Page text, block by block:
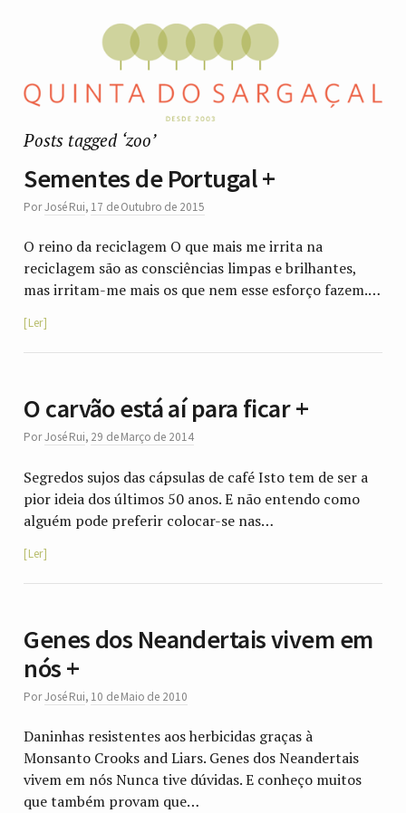
Posts tagged ‘zoo’
Sementes de Portugal +
PorJosé Rui, 17 de Outubro de 2015
O reino da reciclagem O que mais me irrita na
reciclagem são as consciências limpas e brilhantes,
mas irritam-me mais os que nem esse esforço fazem.…
Ler
O carvão está aí para ficar +
PorJosé Rui, 29 de Março de 2014
Segredos sujos das cápsulas de café Isto tem de ser a
pior ideia dos últimos 50 anos. E não entendo como
alguém pode preferir colocar-se nas…
Ler
Genes dos Neandertais vivem em
nós +
PorJosé Rui, 10 de Maio de 2010
Daninhas resistentes aos herbicidas graças à
Monsanto Crooks and Liars. Genes dos Neandertais
vivem em nós Nunca tive dúvidas. E conheço muitos
que também provam que…